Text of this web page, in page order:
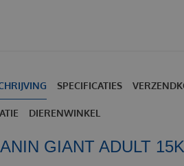
SPECIFICATIES
DIERENWINKEL
GIANT ADULT